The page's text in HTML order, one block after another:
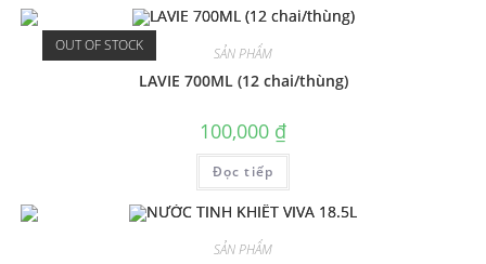
OUT OF STOCK SẢN PHẨM
LAVIE 700ML (12 chai/thùng)
100,000 ₫
Đọc tiếp
SẢN PHẨM